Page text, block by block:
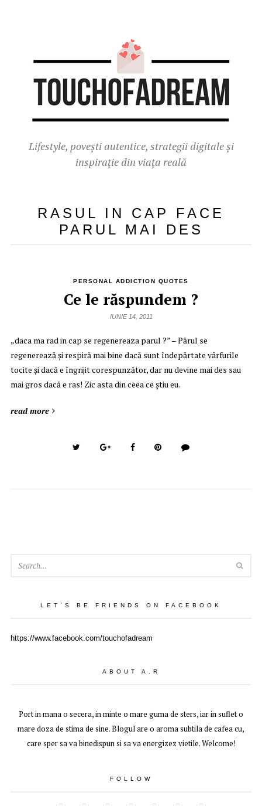
Lifestyle, povești autentice, strategii digitale și
inspirație din viața reală
RASUL IN CAP FACE
PARUL MAI DES
PERSONAL ADDICTION QUOTES
Ce le răspundem ?
IUNIE 14, 2011
„daca ma rad in cap se regenereaza parul ?” – Părul se
regenerează şi respiră mai bine dacă sunt îndepărtate vârfurile
tocite şi dacă e îngrijit corespunzător, dar nu devine mai des sau
mai gros dacă e ras! Zic asta din ceea ce ştiu eu.
read more
LET`S BE FRIENDS ON FACEBOOK
https://www.facebook.com/touchofadream
ABOUT A.R
Port in mana o secera, in minte o mare guma de sters, iar in suflet o
mare doza de stima de sine. Blogul are o aroma subtila de cafea cu,
care sper sa va binedispun si sa va energizez vietile. Welcome!
FOLLOW